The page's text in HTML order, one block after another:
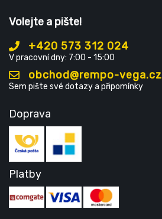
Volejte a pište!
+420 573 312 024
V pracovní dny: 7:00 - 15:00
obchod@rempo-vega.cz
Sem pište své dotazy a připomínky
Doprava
Platby